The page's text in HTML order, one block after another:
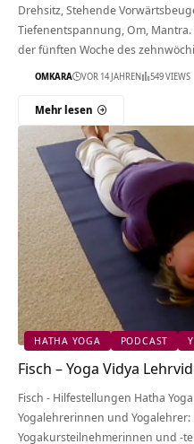
Drehsitz, Stehende
Tiefenentspannung, Om,
der fünften Woche des
OMKARA VOR 14 JAHREN 549 VIEWS
Mehr lesen
HATHA YOGA PODCAST
Fisch – Yoga Vidya
Fisch - Hilfestellungen Hatha
Yogalehrerinnen und
Yogakursteilnehmerinnen und -